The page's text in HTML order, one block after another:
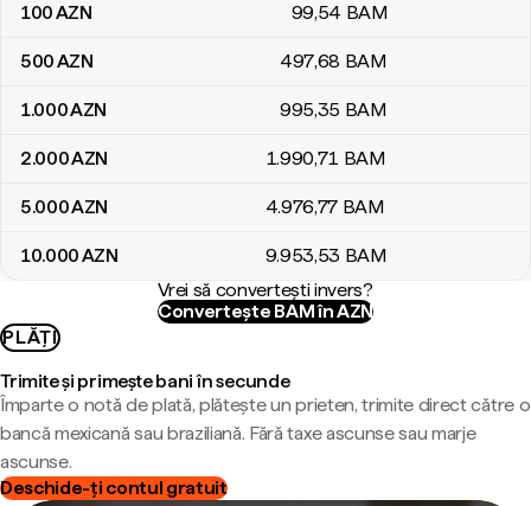
100AZN 99,54 BAM
500AZN 497,68 BAM
1.000AZN 995,35 BAM
2.000AZN 1.990,71 BAM
5.000AZN 4.976,77 BAM
10.000AZN 9.953,53 BAM
Vrei să convertești invers?
Convertește BAM în AZN
PLĂȚI
Trimite și primește bani în secunde
Împarte o notă de plată, plătește un prieten, trimite direct către o
bancă mexicană sau braziliană. Fără taxe ascunse sau marje
ascunse.
Deschide-ți contul gratuit